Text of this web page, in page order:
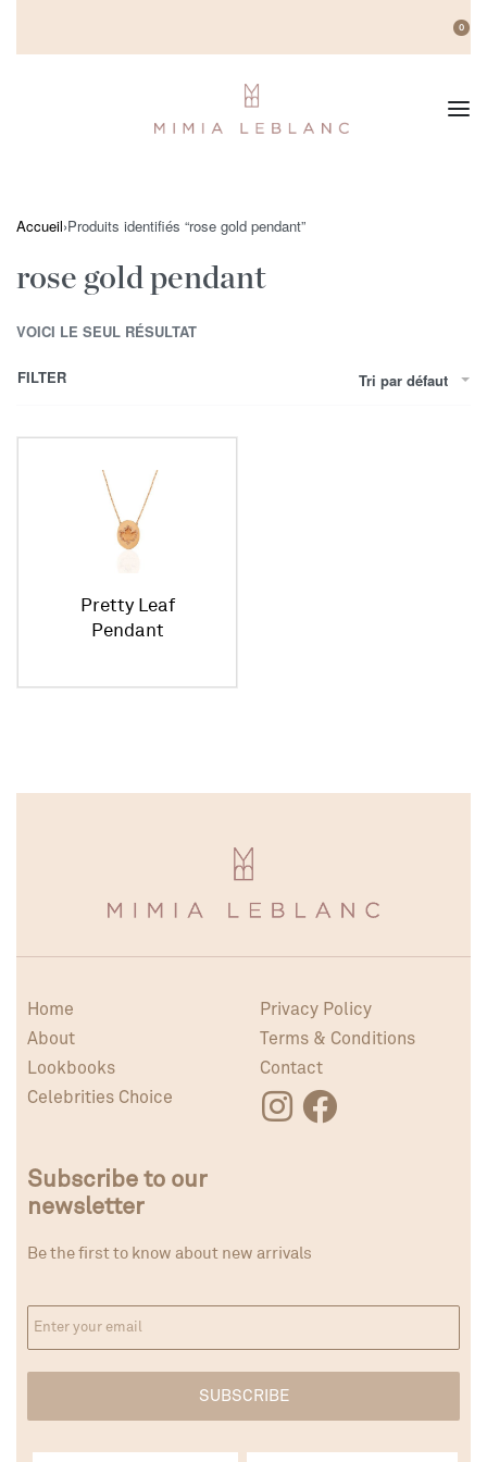
0
Accueil›Produits identifiés “rose gold pendant”
rose gold pendant
VOICI LE SEUL RÉSULTAT
Tri par défaut
FILTER
Pretty Leaf
Pendant
Home
About
Lookbooks
Celebrities Choice
Privacy Policy
Terms & Conditions
Contact
Subscribe to our
newsletter
Be the first to know about new arrivals